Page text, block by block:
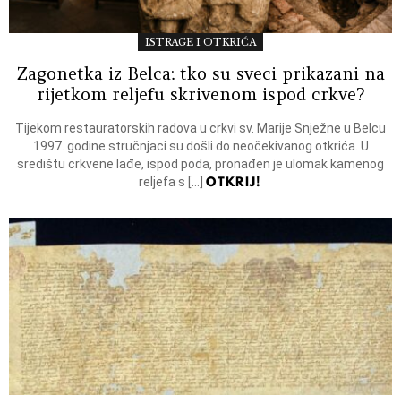
ISTRAGE I OTKRIĆA
Zagonetka iz Belca: tko su sveci prikazani na
rijetkom reljefu skrivenom ispod crkve?
Tijekom restauratorskih radova u crkvi sv. Marije Snježne u Belcu
1997. godine stručnjaci su došli do neočekivanog otkrića. U
središtu crkvene lađe, ispod poda, pronađen je ulomak kamenog
reljefa s […]OTKRIJ!